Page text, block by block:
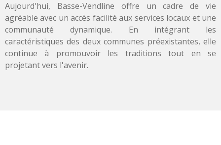
Aujourd'hui, Basse-Vendline offre un cadre de vie
agréable avec un accès facilité aux services locaux et une
communauté dynamique. En intégrant les
caractéristiques des deux communes préexistantes, elle
continue à promouvoir les traditions tout en se
projetant vers l'avenir.